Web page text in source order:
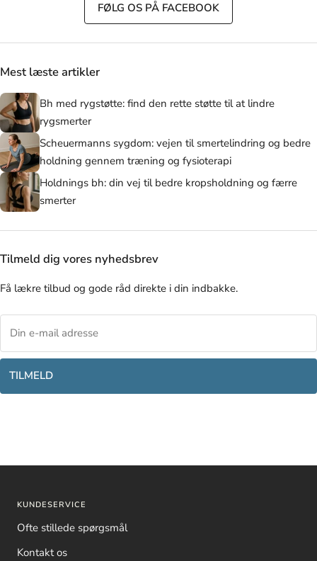
FØLG OS PÅ FACEBOOK
Mest læste artikler
Bh med rygstøtte: find den rette støtte til at lindre
rygsmerter
Scheuermanns sygdom: vejen til smertelindring og bedre
holdning gennem træning og fysioterapi
Holdnings bh: din vej til bedre kropsholdning og færre
smerter
Tilmeld dig vores nyhedsbrev
Få lækre tilbud og gode råd direkte i din indbakke.
TILMELD
KUNDESERVICE
Ofte stillede spørgsmål
Kontakt os